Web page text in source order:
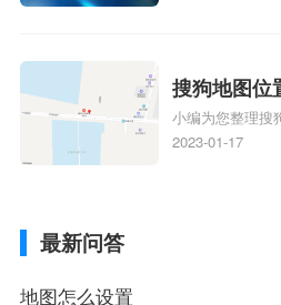
添加企业、地图
知识，详情可查
搜狗地图位
搜狗地图位
小编为您整理搜
狗地图离线导航
2023-01-17
最新问答
地图怎么设置